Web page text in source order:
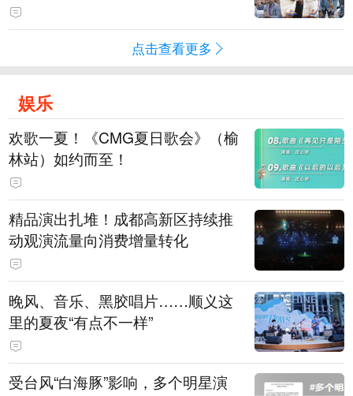
点击查看更多
娱乐
欢歌一夏！《CMG夏日歌会》（榆
林站）如约而至！
精品演出扎堆！成都高新区持续推
动观演流量向消费增量转化
晚风、音乐、黑胶唱片……顺义这
里的夏夜“有点不一样”
受台风“白海豚”影响，多个明星演